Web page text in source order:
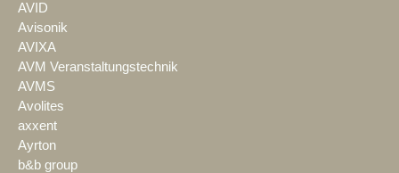
AVID
Avisonik
AVIXA
AVM Veranstaltungstechnik
AVMS
Avolites
axxent
Ayrton
b&b group